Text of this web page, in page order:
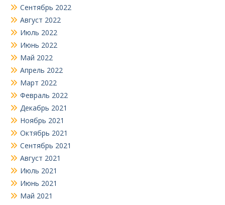
Сентябрь 2022
Август 2022
Июль 2022
Июнь 2022
Май 2022
Апрель 2022
Март 2022
Февраль 2022
Декабрь 2021
Ноябрь 2021
Октябрь 2021
Сентябрь 2021
Август 2021
Июль 2021
Июнь 2021
Май 2021